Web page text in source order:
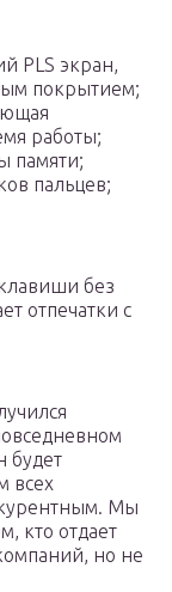
PLS экран,
покрытием;
работы;
памяти;
пальцев;
без
отпечатки с
будет
всех
Мы
кто отдает
но не